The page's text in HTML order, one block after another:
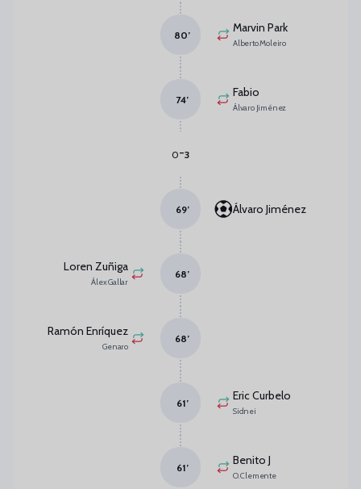
Marvin Park
Alberto Moleiro
80’
Fabio
Álvaro Jiménez
74’
0-3
Álvaro Jiménez
69’
Loren Zuñiga
Álex Gallar
68’
Ramón Enríquez
Genaro
68’
Eric Curbelo
Sidnei
61’
Benito J
O. Clemente
61’